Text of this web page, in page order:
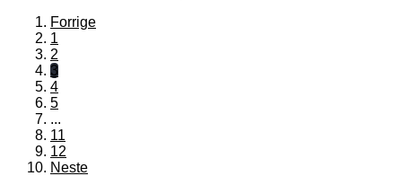
Forrige
1
2
3
4
5
...
11
12
Neste